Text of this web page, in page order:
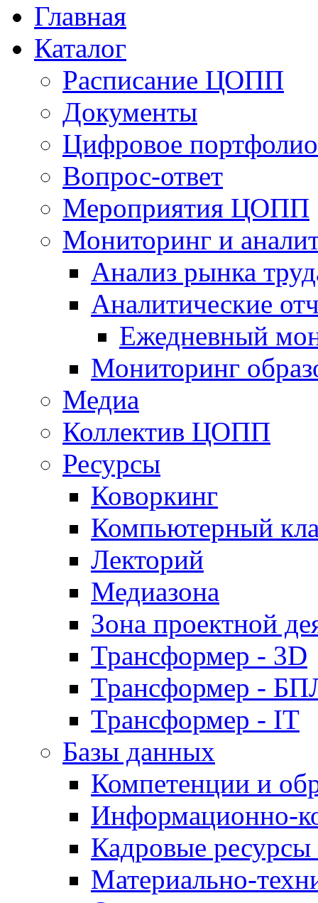
Главная
Каталог
Расписание ЦОПП
Документы
Цифровое портфолио
Вопрос-ответ
Мероприятия ЦОПП
Мониторинг и
Анализ рынка
Аналитические
Ежедневный
Мониторинг
Медиа
Коллектив ЦОПП
Ресурсы
Коворкинг
Компьютерный
Лекторий
Медиазона
Зона проектной
Трансформер - 3D
Трансформер -
Трансформер - IT
Базы данных
Компетенции и
Информационно-
Кадровые
Материально-